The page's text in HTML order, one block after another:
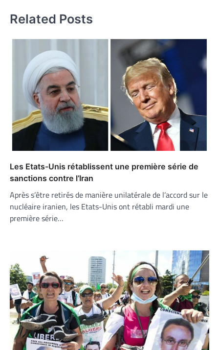
Related Posts
Les Etats-Unis rétablissent une première série de
sanctions contre l’Iran
Après s’être retirés de manière unilatérale de l’accord sur le
nucléaire iranien, les Etats-Unis ont rétabli mardi une
première série…